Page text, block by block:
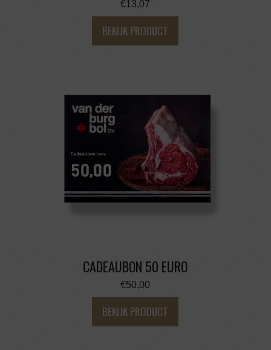
€13,07
BEKIJK PRODUCT
CADEAUBON 50 EURO
€50,00
BEKIJK PRODUCT